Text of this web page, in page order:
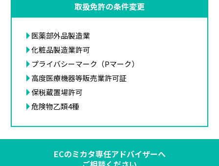
取扱免許の条件変更
医薬部外品製造業
化粧品製造業許可
プライバシーマーク（Pマーク）
高度医療機器等販売業許可証
保税蔵置場許可
危険物乙類4種
ECのミカタ専任アドバイザーへ